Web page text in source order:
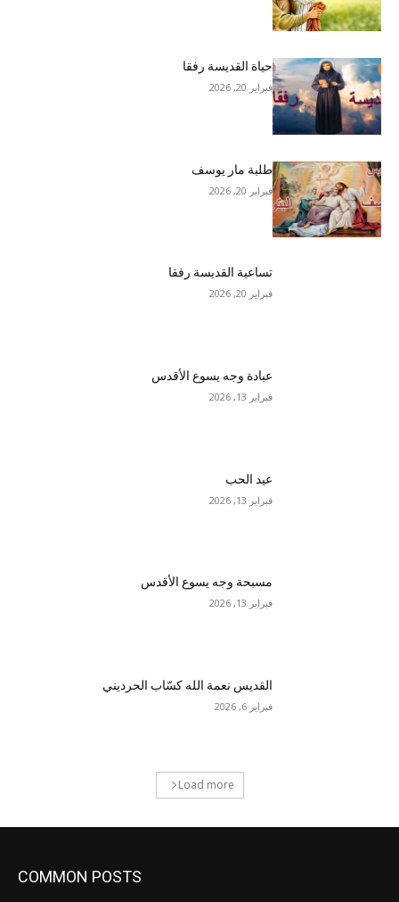
حياة القديسة رفقا
فبراير 20, 2026
طلبة مار يوسف
فبراير 20, 2026
تساعية القديسة رفقا
فبراير 20, 2026
عبادة وجه يسوع الأقدس
فبراير 13, 2026
عيد الحب
فبراير 13, 2026
مسبحة وجه يسوع الأقدس
فبراير 13, 2026
القديس نعمة الله كسّاب الحرديني
فبراير 6, 2026
Load more
COMMON POSTS